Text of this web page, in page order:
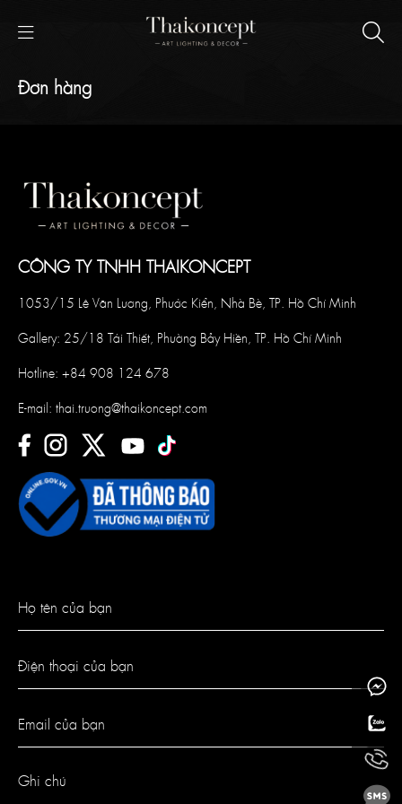
Đơn hàng
CÔNG TY TNHH THAIKONCEPT
1053/15 Lê Văn Lương, Phước Kiển, Nhà Bè, TP. Hồ Chí Minh
Gallery: 25/18 Tái Thiết, Phường Bảy Hiền, TP. Hồ Chí Minh
Hotline: +84 908 124 678
E-mail: thai.truong@thaikoncept.com